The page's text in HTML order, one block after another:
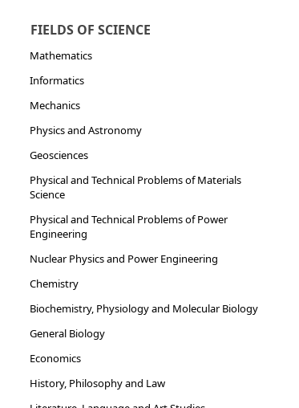
FIELDS OF SCIENCE
Mathematics
Informatics
Mechanics
Physics and Astronomy
Geosciences
Physical and Technical Problems of Materials
Science
Physical and Technical Problems of Power
Engineering
Nuclear Physics and Power Engineering
Chemistry
Biochemistry, Physiology and Molecular Biology
General Biology
Economics
History, Philosophy and Law